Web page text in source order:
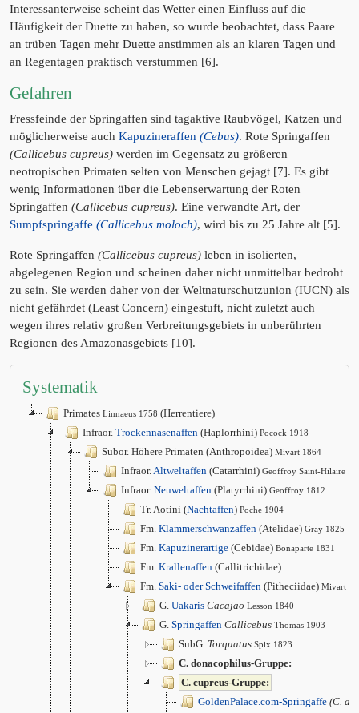
Interessanterweise scheint das Wetter einen Einfluss auf die
Häufigkeit der Duette zu haben, so wurde beobachtet, dass Paare
an trüben Tagen mehr Duette anstimmen als an klaren Tagen und
an Regentagen praktisch verstummen [6].
Gefahren
Fressfeinde der Springaffen sind tagaktive Raubvögel, Katzen und
möglicherweise auch Kapuzineraffen (Cebus). Rote Springaffen
(Callicebus cupreus) werden im Gegensatz zu größeren
neotropischen Primaten selten von Menschen gejagt [7]. Es gibt
wenig Informationen über die Lebenserwartung der Roten
Springaffen (Callicebus cupreus). Eine verwandte Art, der
Sumpfspringaffe (Callicebus moloch), wird bis zu 25 Jahre alt [5].
Rote Springaffen (Callicebus cupreus) leben in isolierten,
abgelegenen Region und scheinen daher nicht unmittelbar bedroht
zu sein. Sie werden daher von der Weltnaturschutzunion (IUCN) als
nicht gefährdet (Least Concern) eingestuft, nicht zuletzt auch
wegen ihres relativ großen Verbreitungsgebiets in unberührten
Regionen des Amazonasgebiets [10].
Systematik
Primates Linnaeus 1758 (Herrentiere)
Infraor. Trockennasenaffen (Haplorrhini) Pocock 1918
Subor. Höhere Primaten (Anthropoidea) Mivart 1864
Infraor. Altweltaffen (Catarrhini) Geoffroy Saint-Hilaire
Infraor. Neuweltaffen (Platyrrhini) Geoffroy 1812
Tr. Aotini (Nachtaffen) Poche 1904
Fm. Klammerschwanzaffen (Atelidae) Gray 1825
Fm. Kapuzinerartige (Cebidae) Bonaparte 1831
Fm. Krallenaffen (Callitrichidae)
Fm. Saki- oder Schweifaffen (Pitheciidae) Mivart
G. Uakaris Cacajao Lesson 1840
G. Springaffen Callicebus Thomas 1903
SubG. Torquatus Spix 1823
C. donacophilus-Gruppe:
C. cupreus-Gruppe:
GoldenPalace.com-Springaffe (C.